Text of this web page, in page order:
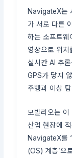
NavigateX는
가 서로 다른
하는 소프트웨
영상으로 위
실시간 AI 추
GPS가 닿지
주행과 이상
모빌리오는 이
산업 현장에
NavigateX를
(OS) 계층’으